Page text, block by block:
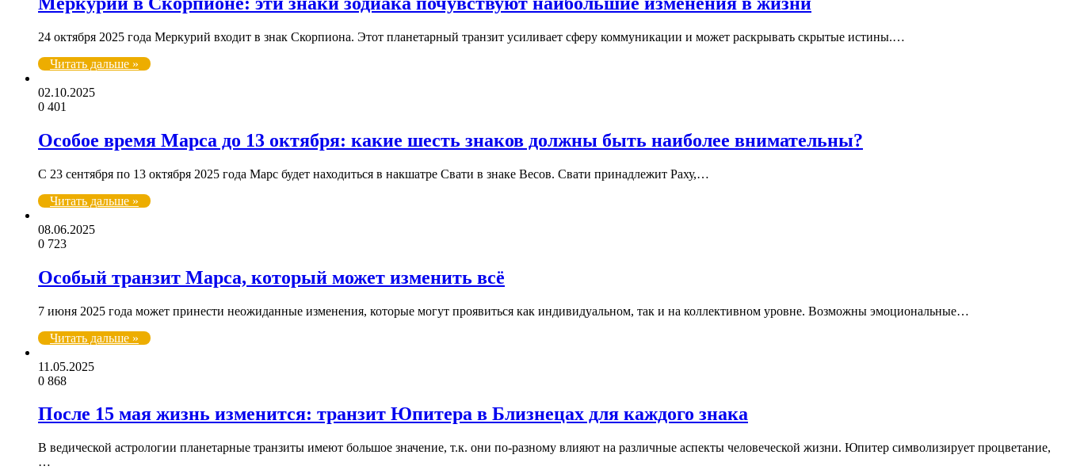
24 октября 2025 года Меркурий входит в знак Скорпиона. Этот планетарный транзит усиливает сферу коммуникации и может раскрывать скрытые истины.…
Читать дальше »
02.10.2025
0 401
Особое время Марса до 13 октября: какие шесть знаков должны быть наиболее внимательны?
С 23 сентября по 13 октября 2025 года Марс будет находиться в накшатре Свати в знаке Весов. Свати принадлежит Раху,…
Читать дальше »
08.06.2025
0 723
Особый транзит Марса, который может изменить всё
7 июня 2025 года может принести неожиданные изменения, которые могут проявиться как индивидуальном, так и на коллективном уровне. Возможны эмоциональные…
Читать дальше »
11.05.2025
0 868
После 15 мая жизнь изменится: транзит Юпитера в Близнецах для каждого знака
В ведической астрологии планетарные транзиты имеют большое значение, т.к. они по-разному влияют на различные аспекты человеческой жизни. Юпитер символизирует процветание,
…